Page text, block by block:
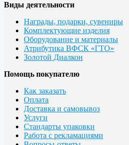
Виды деятельности
Награды, подарки, сувениры
Комплектующие изделия
Оборудование и материалы
Атрибутика ВФСК «ГТО»
Золотой Диалкон
Помощь покупателю
Как заказать
Оплата
Доставка и самовывоз
Услуги
Стандарты упаковки
Работа с рекламациями